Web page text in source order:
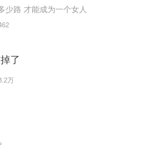
少路 才能成为一个女人
了
万